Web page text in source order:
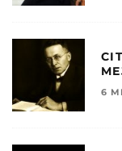
6